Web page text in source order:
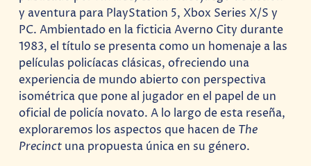
y aventura para PlayStation 5, Xbox Series X/S y
PC. Ambientado en la ficticia Averno City durante
1983, el título se presenta como un homenaje a las
películas policíacas clásicas, ofreciendo una
experiencia de mundo abierto con perspectiva
isométrica que pone al jugador en el papel de un
oficial de policía novato. A lo largo de esta reseña,
exploraremos los aspectos que hacen de The
Precinct una propuesta única en su género.